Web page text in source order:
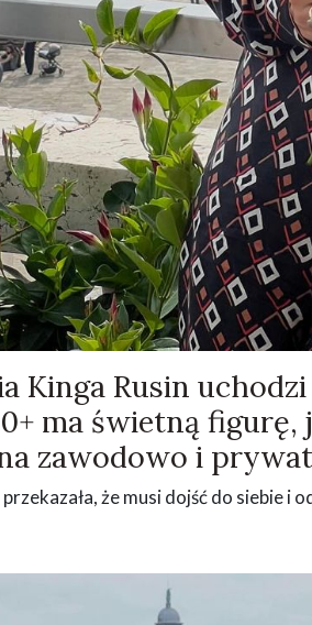
Kinga Rusin
ma świetną
zawodowo i
że musi dojść do siebie i